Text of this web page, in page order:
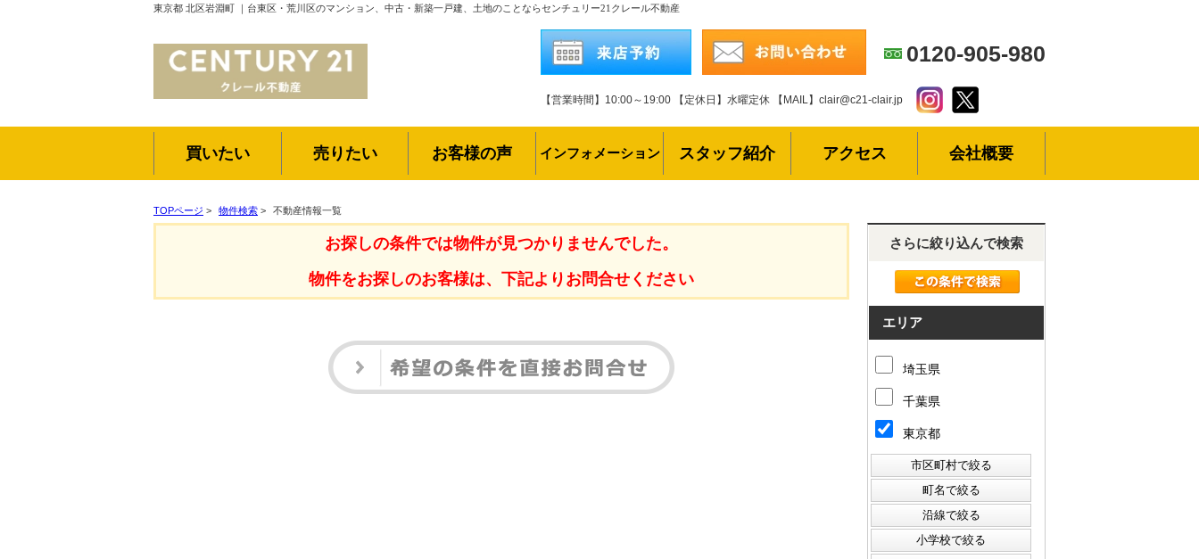
東京都 北区岩淵町 ｜台東区・荒川区のマンション、中古・新築一戸建、土地のことならセンチュリー21クレール不動産
0120-905-980
【営業時間】10:00～19:00 【定休日】水曜定休 【MAIL】clair@c21-clair.jp
買いたい 売りたい お客様の声 インフォメーション スタッフ紹介 アクセス 会社概要
TOPページ > 物件検索 > 不動産情報一覧
お探しの条件では物件が見つかりませんでした。
物件をお探しのお客様は、下記よりお問合せください
さらに絞り込んで検索
エリア
埼玉県
千葉県
東京都